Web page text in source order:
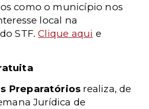
como o município nos
local na
STF.Clique aqui e
Preparatórios realiza, de
Jurídica de